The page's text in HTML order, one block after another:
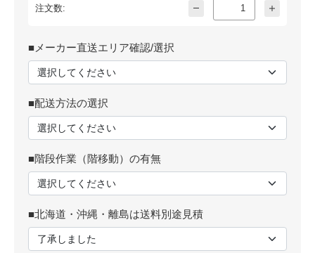
注文数:
■メーカー直送エリア確認/選択
■配送方法の選択
■階段作業（階移動）の有無
■北海道・沖縄・離島は送料別途見積